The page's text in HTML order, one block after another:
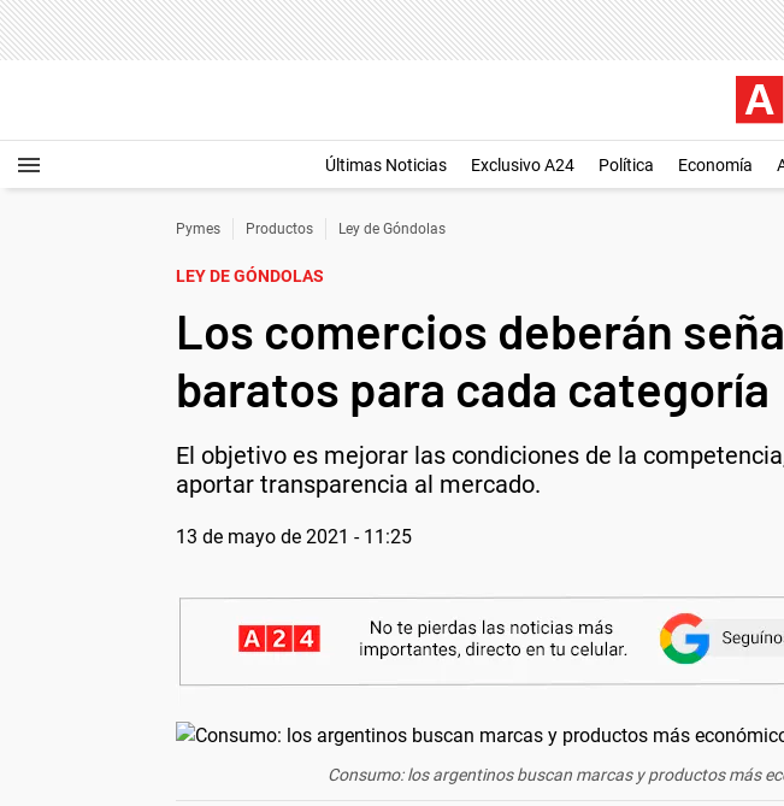
Últimas Noticias Exclusivo A24 Política Economía
Pymes Productos Ley de Góndolas
LEY DE GÓNDOLAS
Los comercios deberán
baratos para cada categoría
El objetivo es mejorar las condiciones de la
aportar transparencia al mercado.
13 de mayo de 2021 - 11:25
Consumo: los argentinos buscan marcas y productos más